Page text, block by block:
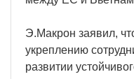
Э.Макрон заявил,
укреплению
развитии